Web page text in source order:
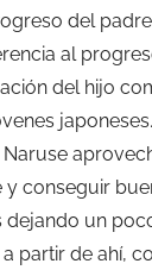
del
al
del hijo
y conseguir
dejando un
partir de ahí,